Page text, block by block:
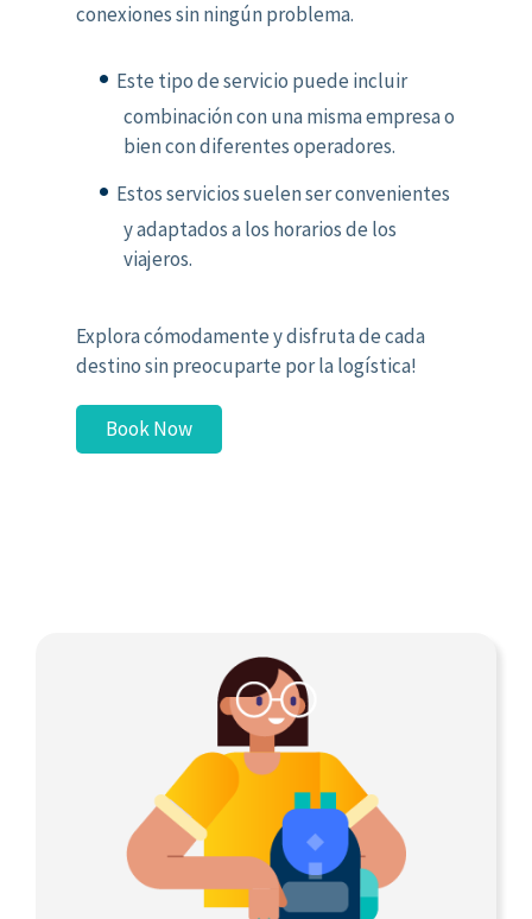
conexiones sin ningún problema.
Este tipo de servicio puede incluir
combinación con una misma empresa o
bien con diferentes operadores.
Estos servicios suelen ser convenientes
y adaptados a los horarios de los
viajeros.
Explora cómodamente y disfruta de cada
destino sin preocuparte por la logística!
Book Now